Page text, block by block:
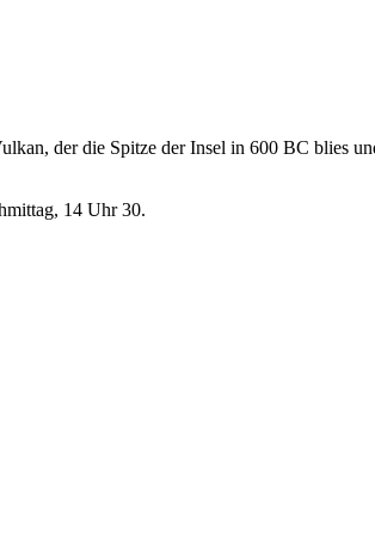
der die Spitze der Insel in 600 BC blies
14 Uhr 30.